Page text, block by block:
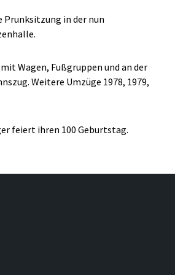
Prunksitzung in der nun
Wagen, Fußgruppen und an der
Weitere Umzüge 1978, 1979,
feiert ihren 100 Geburtstag.